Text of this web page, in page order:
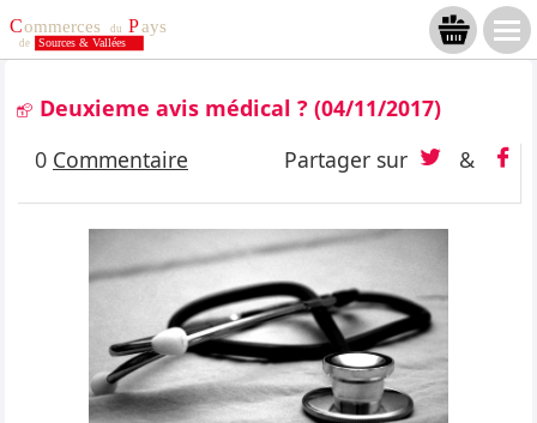
Deuxieme avis médical ? (04/11/2017)
0 Commentaire Partager sur &